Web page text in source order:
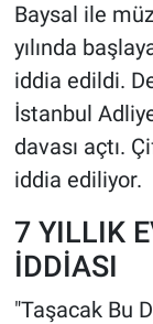
Baysal ile
yılında
iddia edildi.
İstanbul
davası açtı.
iddia ediliyor.
7 YILLIK
İDDİASI
"Taşacak Bu